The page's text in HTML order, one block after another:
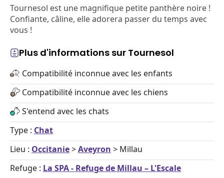
Tournesol est une magnifique petite panthère noire !
Confiante, câline, elle adorera passer du temps avec
vous !
Plus d'informations sur Tournesol
Compatibilité inconnue avec les enfants
Compatibilité inconnue avec les chiens
S'entend avec les chats
Type : Chat
Lieu : Occitanie>Aveyron > Millau
Refuge : La SPA - Refuge de Millau – L'Escale